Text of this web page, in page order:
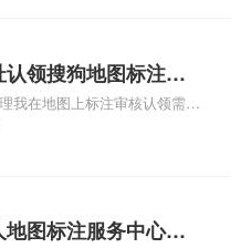
心面的存在。对于一些客户来
人地
领搜狗地图标注多
司地址认领地图标
？
我在地图上标注审核认领需要
图上标注审核认领需要多久
正文！
地图标注服务中心如